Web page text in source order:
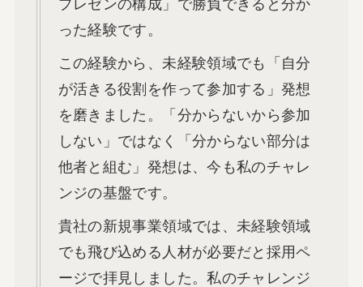
プレゼンの構成」で勝負できると分か
った経験です。
この経験から、未経験領域でも「自分
が活きる役割を作って参加する」発想
を磨きました。「分からないから参加
しない」ではなく「分からない部分は
他者と組む」発想は、今も私のチャレ
ンジの基盤です。
貴社の新規事業領域では、未経験領域
でも飛び込める人材が必要だと採用ペ
ージで拝見しました。私のチャレンジ